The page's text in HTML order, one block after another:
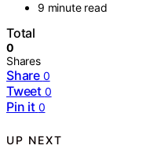
9 minute read
Total
0
Shares
Share 0
Tweet 0
Pin it 0
UP NEXT